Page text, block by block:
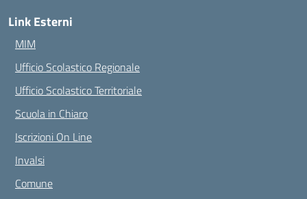
Link Esterni
MIM
Ufficio Scolastico Regionale
Ufficio Scolastico Territoriale
Scuola in Chiaro
Iscrizioni On Line
Invalsi
Comune